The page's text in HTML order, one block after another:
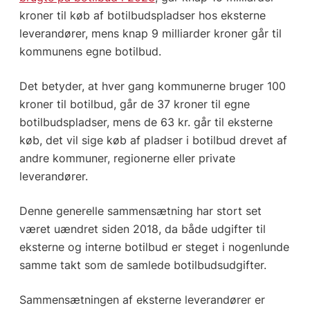
kroner til køb af botilbudspladser hos eksterne
leverandører, mens knap 9 milliarder kroner går til
kommunens egne botilbud.
Det betyder, at hver gang kommunerne bruger 100
kroner til botilbud, går de 37 kroner til egne
botilbudspladser, mens de 63 kr. går til eksterne
køb, det vil sige køb af pladser i botilbud drevet af
andre kommuner, regionerne eller private
leverandører.
Denne generelle sammensætning har stort set
været uændret siden 2018, da både udgifter til
eksterne og interne botilbud er steget i nogenlunde
samme takt som de samlede botilbudsudgifter.
Sammensætningen af eksterne leverandører er